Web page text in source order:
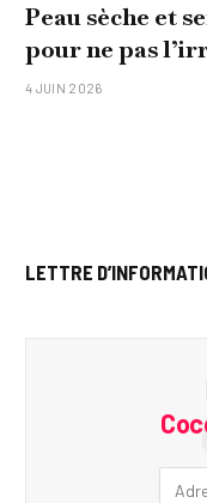
Peau sèche et
pour ne pas
4 JUIN 2026
LETTRE